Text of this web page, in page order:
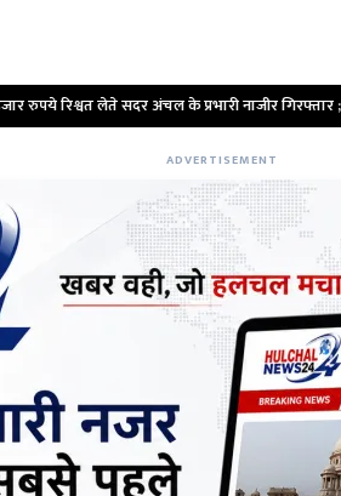
के प्रभारी नाजीर गिरफ्तार ; निगरानी टीम ले गई
ADVERTISEMENT